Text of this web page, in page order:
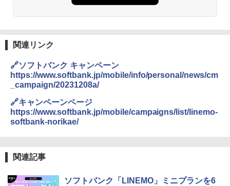
関連リンク
🔗ソフトバンク キャンペーン
https://www.softbank.jp/mobile/info/personal/news/cm
_campaign/20231208a/
🔗キャンペーンページ
https://www.softbank.jp/mobile/campaigns/list/linemo-
softbank-norikae/
関連記事
ソフトバンク「LINEMO」ミニプランを6